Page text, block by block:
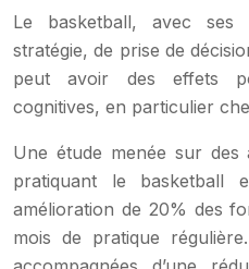
Le basketball, avec ses
stratégie, de prise de
peut avoir des effets
cognitives, en particulier
Une étude menée sur
pratiquant le basketball
amélioration de 20% des
mois de pratique